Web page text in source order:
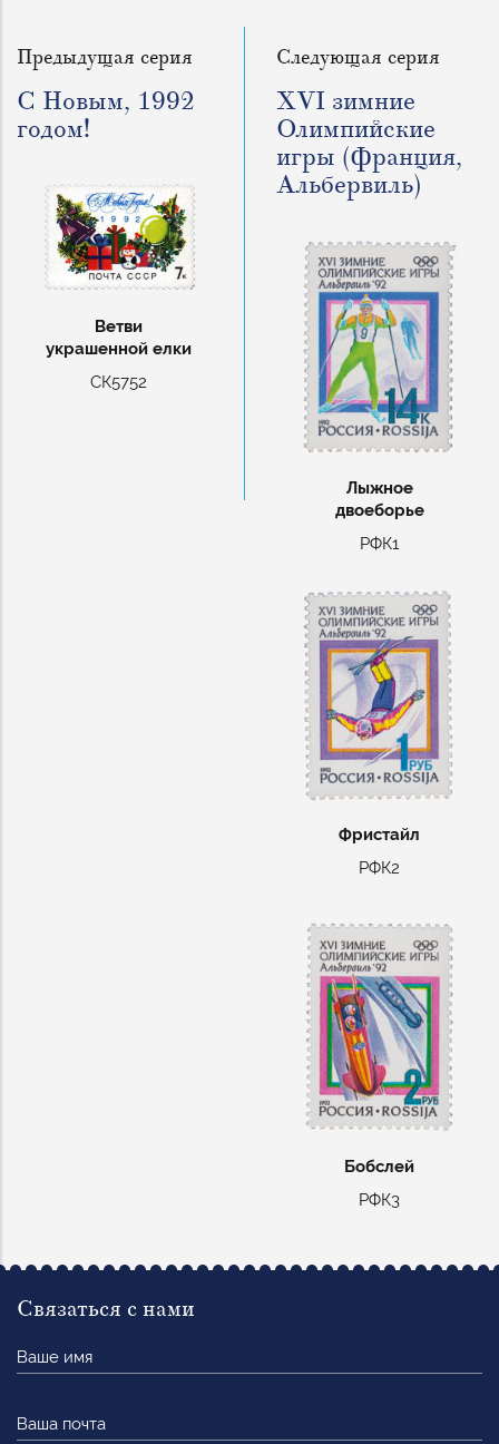
Предыдущая серия
С Новым, 1992
годом!
Ветви
украшенной елки
СК5752
Следующая серия
XVI зимние
Олимпийские
игры (Франция,
Альбервиль)
Лыжное
двоеборье
РФК1
Фристайл
РФК2
Бобслей
РФК3
Связаться с нами
имя
почта